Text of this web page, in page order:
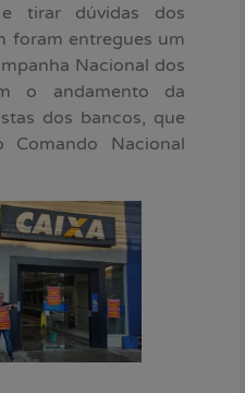
tirar dúvidas dos
foram entregues um
Nacional dos
o andamento da
dos bancos, que
Comando Nacional